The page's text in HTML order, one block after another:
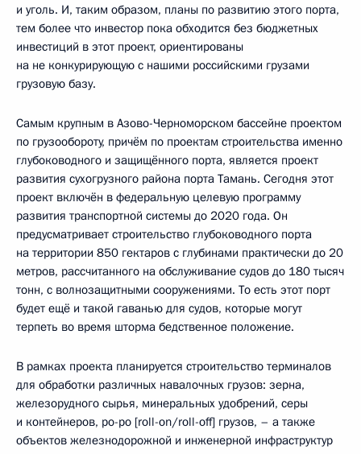
и уголь. И, таким образом, планы по развитию этого порта,
тем более что инвестор пока обходится без бюджетных
инвестиций в этот проект, ориентированы
на не конкурирующую с нашими российскими грузами
грузовую базу.
Самым крупным в Азово-Черноморском бассейне проектом
по грузообороту, причём по проектам строительства именно
глубоководного и защищённого порта, является проект
развития сухогрузного района порта Тамань. Сегодня этот
проект включён в федеральную целевую программу
развития транспортной системы до 2020 года. Он
предусматривает строительство глубоководного порта
на территории 850 гектаров с глубинами практически до 20
метров, рассчитанного на обслуживание судов до 180 тысяч
тонн, с волнозащитными сооружениями. То есть этот порт
будет ещё и такой гаванью для судов, которые могут
терпеть во время шторма бедственное положение.
В рамках проекта планируется строительство терминалов
для обработки различных навалочных грузов: зерна,
железорудного сырья, минеральных удобрений, серы
и контейнеров, ро-ро [roll-on/roll-off] грузов, – а также
объектов железнодорожной и инженерной инфраструктур